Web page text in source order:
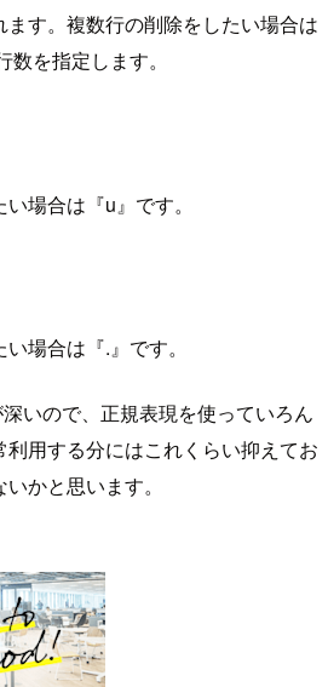
す。複数行の削除をしたい場合は
数を指定します。
場合は『u』です。
場合は『.』です。
いので、正規表現を使っていろん
用する分にはこれくらい抑えてお
かと思います。